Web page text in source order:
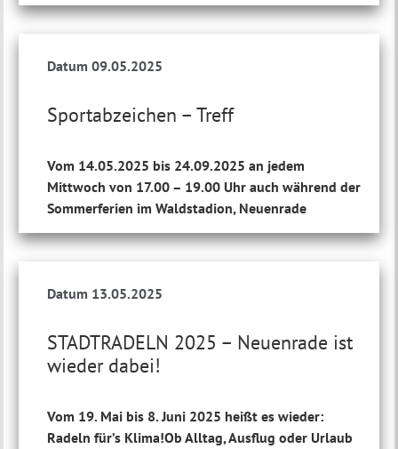
Sportabzeichen – Treff
Datum 09.05.2025
Vom 14.05.2025 bis 24.09.2025 an jedem
Mittwoch von 17.00 – 19.00 Uhr auch während der
Sommerferien im Waldstadion, Neuenrade
STADTRADELN 2025 – Neuenrade ist
wieder dabei!
Datum 13.05.2025
Vom 19. Mai bis 8. Juni 2025 heißt es wieder:
Radeln für’s Klima!Ob Alltag, Ausflug oder Urlaub